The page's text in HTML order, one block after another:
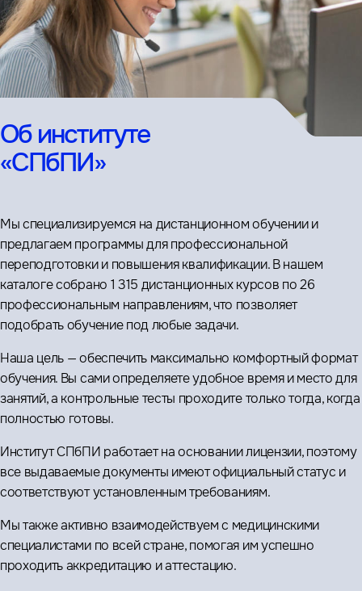
Об институте
«СПбПИ»
Мы специализируемся на дистанционном обучении и
предлагаем программы для профессиональной
переподготовки и повышения квалификации. В нашем
каталоге собрано 1 315 дистанционных курсов по 26
профессиональным направлениям, что позволяет
подобрать обучение под любые задачи.
Наша цель — обеспечить максимально комфортный формат
обучения. Вы сами определяете удобное время и место для
занятий, а контрольные тесты проходите только тогда, когда
полностью готовы.
Институт СПбПИ работает на основании лицензии, поэтому
все выдаваемые документы имеют официальный статус и
соответствуют установленным требованиям.
Мы также активно взаимодействуем с медицинскими
специалистами по всей стране, помогая им успешно
проходить аккредитацию и аттестацию.